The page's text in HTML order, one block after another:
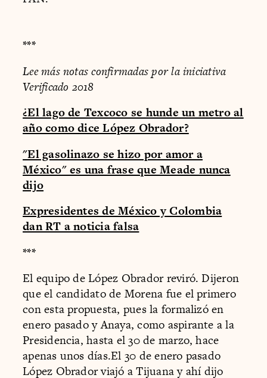
***
Lee más notas confirmadas por la iniciativa
Verificado 2018
¿El lago de Texcoco se hunde un metro al
año como dice López Obrador?
"El gasolinazo se hizo por amor a
México" es una frase que Meade nunca
dijo
Expresidentes de México y Colombia
dan RT a noticia falsa
***
El equipo de López Obrador reviró. Dijeron
que el candidato de Morena fue el primero
con esta propuesta, pues la formalizó en
enero pasado y Anaya, como aspirante a la
Presidencia, hasta el 30 de marzo, hace
apenas unos días.El 30 de enero pasado
López Obrador viajó a Tijuana y ahí dijo